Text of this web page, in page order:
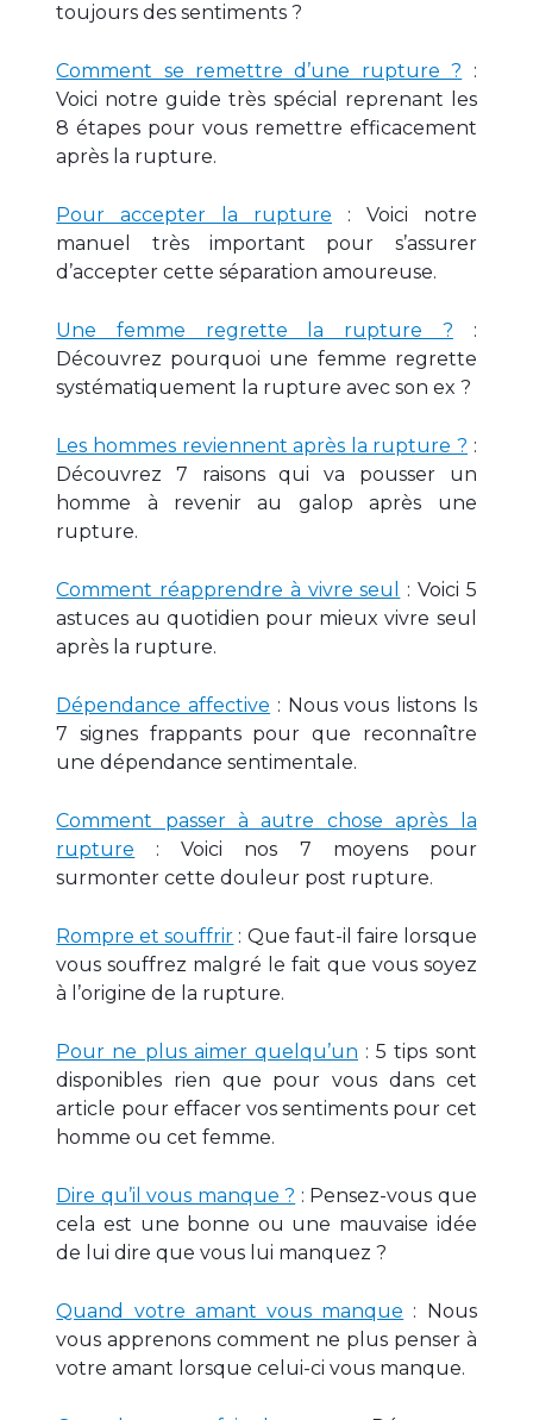
toujours des sentiments ?
Comment se remettre d’une rupture ? :
Voici notre guide très spécial reprenant les
8 étapes pour vous remettre efficacement
après la rupture.
Pour accepter la rupture : Voici notre
manuel très important pour s’assurer
d’accepter cette séparation amoureuse.
Une femme regrette la rupture ? :
Découvrez pourquoi une femme regrette
systématiquement la rupture avec son ex ?
Les hommes reviennent après la rupture ? :
Découvrez 7 raisons qui va pousser un
homme à revenir au galop après une
rupture.
Comment réapprendre à vivre seul
: Voici 5
astuces au quotidien pour mieux vivre seul
après la rupture.
Dépendance affective : Nous vous listons ls
7 signes frappants pour que reconnaître
une dépendance sentimentale.
Comment passer à autre chose après la
rupture : Voici nos 7 moyens pour
surmonter cette douleur post rupture.
Rompre et souffrir : Que faut-il faire lorsque
vous souffrez malgré le fait que vous soyez
à l’origine de la rupture.
Pour ne plus aimer quelqu’un : 5 tips sont
disponibles rien que pour vous dans cet
article pour effacer vos sentiments pour cet
homme ou cet femme.
Dire qu’il vous manque ? : Pensez-vous que
cela est une bonne ou une mauvaise idée
de lui dire que vous lui manquez ?
Quand votre amant vous manque : Nous
vous apprenons comment ne plus penser à
votre amant lorsque celui-ci vous manque.